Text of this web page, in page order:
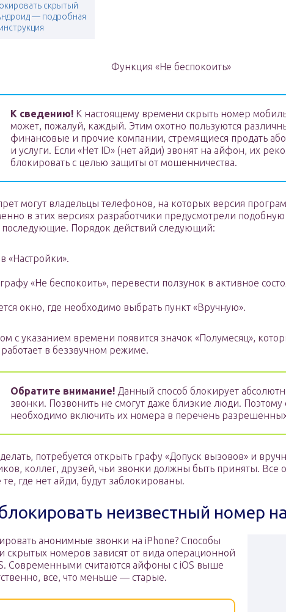
скрытый
— подробная
инструкция
Функция «Не беспокоить»
К сведению! К настоящему времени скрыть номер
может, пожалуй, каждый. Этим охотно пользуются
финансовые и прочие компании, стремящиеся продать
и услуги. Если «Нет ID» (нет айди) звонят на айфон, их
блокировать с целью защиты от мошенничества.
могут владельцы телефонов, на которых версия
в этих версиях разработчики предусмотрели
последующие. Порядок действий следующий:
«Настройки».
«Не беспокоить», перевести ползунок в активное
окно, где необходимо выбрать пункт «Вручную».
с указанием времени появится значок «Полумесяц»,
работает в беззвучном режиме.
Обратите внимание! Данный способ блокирует
звонки. Позвонить не смогут даже близкие люди. Поэтому
необходимо включить их номера в перечень
потребуется открыть графу «Допуск вызовов» и
коллег, друзей, чьи звонки должны быть приняты. Все
те, где нет айди, будут заблокированы.
неизвестный номер
анонимные звонки на iPhone? Способы
скрытых номеров зависят от вида операционной
Современными считаются айфоны с iOS выше
все, что меньше — старые.